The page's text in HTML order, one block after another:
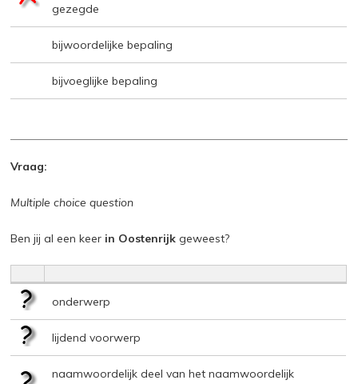
gezegde
bijwoordelijke bepaling
bijvoeglijke bepaling
Vraag:
Multiple choice question
Ben jij al een keer in Oostenrijk geweest?
onderwerp
lijdend voorwerp
naamwoordelijk deel van het naamwoordelijk